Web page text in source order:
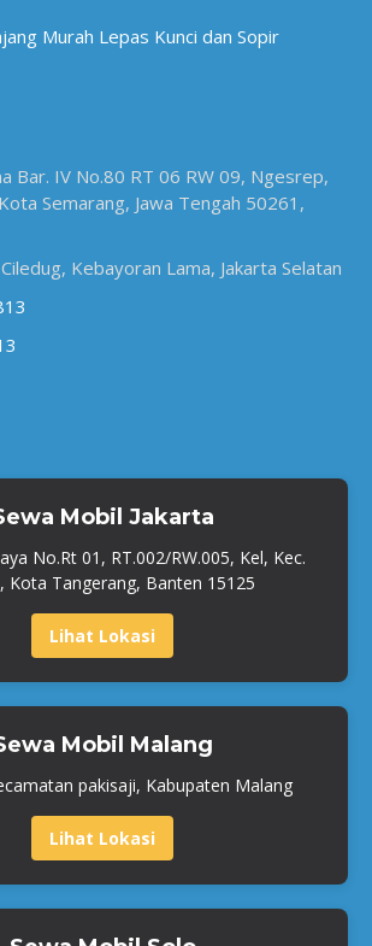
Murah Lepas Kunci dan Sopir
Bar. IV No.80 RT 06 RW 09, Ngesrep,
Semarang, Jawa Tengah 50261,
Kebayoran Lama, Jakarta Selatan
Mobil Jakarta
No.Rt 01, RT.002/RW.005, Kel, Kec.
Kota Tangerang, Banten 15125
Lihat Lokasi
Mobil Malang
pakisaji, Kabupaten Malang
Lihat Lokasi